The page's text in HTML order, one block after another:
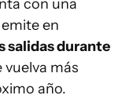
con una
en
salidas durante
vuelva más
año.